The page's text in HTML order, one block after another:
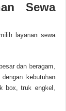
Sewa
layanan sewa
dan beragam,
kebutuhan
box, truk engkel,